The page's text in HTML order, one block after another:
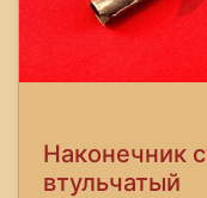
Наконечник
втульчатый